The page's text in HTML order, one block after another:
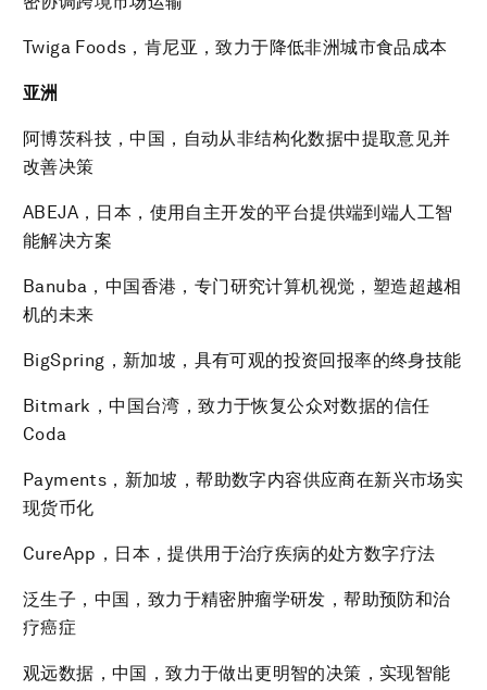
Twiga Foods，肯尼亚，致力于降低非洲城市食品成本
亚洲
阿博茨科技，中国，自动从非结构化数据中提取意见并
改善决策
ABEJA，日本，使用自主开发的平台提供端到端人工智
能解决方案
Banuba，中国香港，专门研究计算机视觉，塑造超越相
机的未来
BigSpring，新加坡，具有可观的投资回报率的终身技能
Bitmark，中国台湾，致力于恢复公众对数据的信任
Coda
Payments，新加坡，帮助数字内容供应商在新兴市场实
现货币化
CureApp，日本，提供用于治疗疾病的处方数字疗法
泛生子，中国，致力于精密肿瘤学研发，帮助预防和治
疗癌症
观远数据，中国，致力于做出更明智的决策，实现智能